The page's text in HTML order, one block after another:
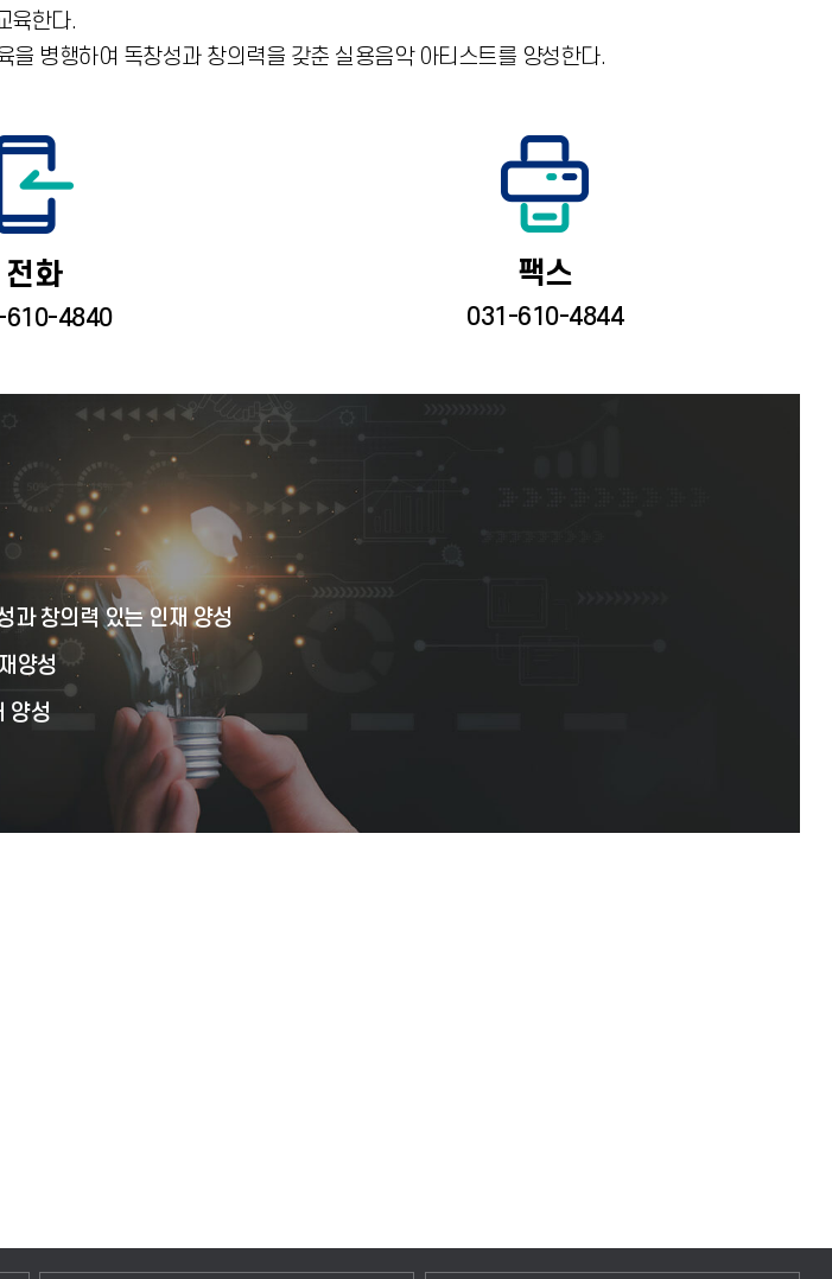
육한다.
병행하여 독창성과 창의력을 갖춘 실용음악 아티스트를 양성한다.
전화
610-4840
팩스
031-610-4844
과 창의력 있는 인재 양성
양성
양성